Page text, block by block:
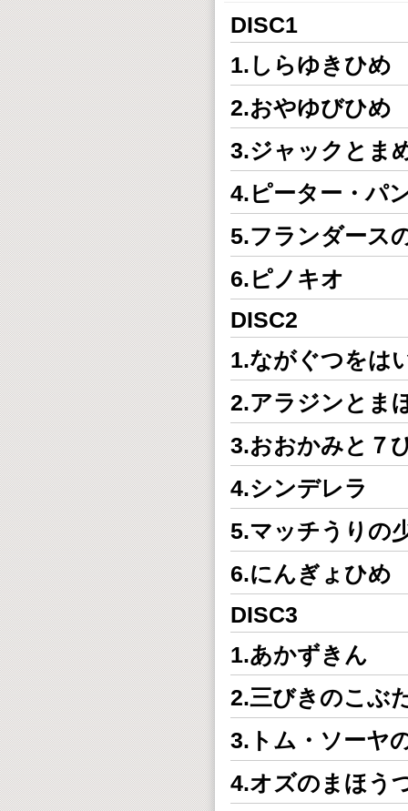
DISC1
1.しらゆきひめ
2.おやゆびひめ
3.ジャックとま
4.ピーター・パ
5.フランダース
6.ピノキオ
DISC2
1.ながぐつをは
2.アラジンとま
3.おおかみと７
4.シンデレラ
5.マッチうりの
6.にんぎょひめ
DISC3
1.あかずきん
2.三びきのこぶ
3.トム・ソーヤ
4.オズのまほう